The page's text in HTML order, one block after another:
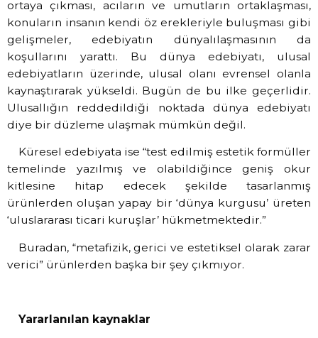
ortaya çıkması, acıların ve umutların ortaklaşması,
konuların insanın kendi öz erekleriyle buluşması gibi
gelişmeler, edebiyatın dünyalılaşmasının da
koşullarını yarattı. Bu dünya edebiyatı, ulusal
edebiyatların üzerinde, ulusal olanı evrensel olanla
kaynaştırarak yükseldi. Bugün de bu ilke geçerlidir.
Ulusallığın reddedildiği noktada dünya edebiyatı
diye bir düzleme ulaşmak mümkün değil.
Küresel edebiyata ise “test edilmiş estetik formüller
temelinde yazılmış ve olabildiğince geniş okur
kitlesine hitap edecek şekilde tasarlanmış
ürünlerden oluşan yapay bir ‘dünya kurgusu’ üreten
‘uluslararası ticari kuruşlar’ hükmetmektedir.”
Buradan, “metafizik, gerici ve estetiksel olarak zarar
verici” ürünlerden başka bir şey çıkmıyor.
Yararlanılan kaynaklar